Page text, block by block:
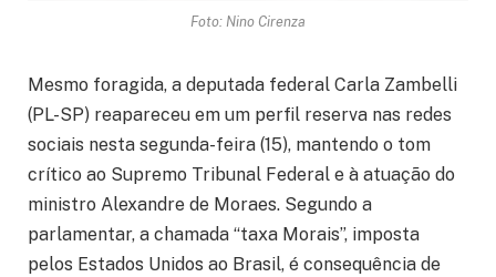
Foto: Nino Cirenza
Mesmo foragida, a deputada federal Carla Zambelli
(PL-SP) reapareceu em um perfil reserva nas redes
sociais nesta segunda-feira (15), mantendo o tom
crítico ao Supremo Tribunal Federal e à atuação do
ministro Alexandre de Moraes. Segundo a
parlamentar, a chamada “taxa Morais”, imposta
pelos Estados Unidos ao Brasil, é consequência de